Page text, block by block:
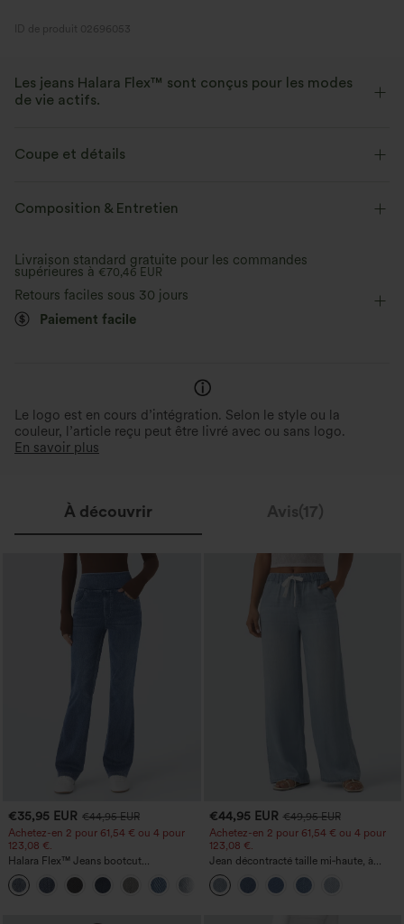
ID de produit 02696053
Les jeans Halara Flex™ sont conçus pour les modes
de vie actifs.
sport, le denim Halara Flex™ vous offre l'extensibilité et la douceur vous
permettant de bouger librement.
Extensible dans les 4 sens
Aussi confortable qu’un legging Tissu léger
Coupe et détails
Taille plate Décontracté
Composition & Entretien
Livraison standard gratuite pour les commandes
supérieures à €70,46 EUR
Retours faciles sous 30 jours
Paiement facile
Le logo est en cours d’intégration. Selon le style ou la
couleur, l’article reçu peut être livré avec ou sans logo.
En savoir plus
À découvrir Avis(17)
€35,95 EUR €44,95 EUR
Achetez-en 2 pour 61,54 € ou 4 pour
123,08 €.
Halara Flex™ Jeans bootcut
décontractés taille haute, effet délavé,
avec poches
+5
€44,95 EUR €49,95 EUR
Achetez-en 2 pour 61,54 € ou 4 pour
123,08 €.
Jean décontracté taille mi‑haute, à
cordon de serrage, avec poches